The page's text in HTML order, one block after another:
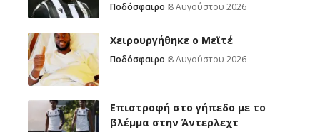
Ποδόσφαιρο 8 Αυγούστου 2026
Χειρουργήθηκε ο Μεϊτέ
Ποδόσφαιρο 8 Αυγούστου 2026
Επιστροφή στο γήπεδο με το
βλέμμα στην Άντερλεχτ